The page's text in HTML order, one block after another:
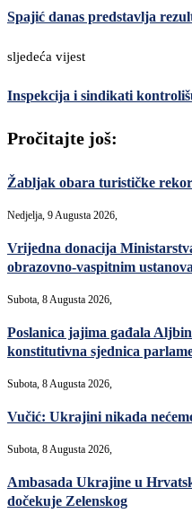
Spajić danas predstavlja
sljedeća vijest
Inspekcija i sindikati
Pročitajte još:
Žabljak obara turističke
Nedjelja, 9 Augusta 2026,
Vrijedna donacija
obrazovno-vaspitnim
Subota, 8 Augusta 2026,
Poslanica jajima gađala
konstitutivna sjednica
Subota, 8 Augusta 2026,
Vučić: Ukrajini nikada
Subota, 8 Augusta 2026,
Ambasada Ukrajine u
dočekuje Zelenskog